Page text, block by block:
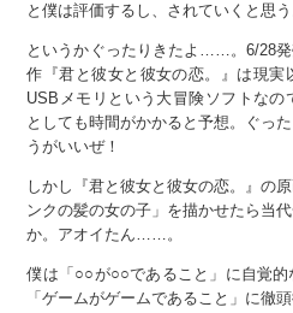
と僕は評価するし、されていくと思う
というかぐったりきたよ……。6/28
作『君と彼女と彼女の恋。』は現実
USBメモリという大冒険ソフトなの
としても時間がかかると予想。ぐっ
うがいいぜ！
しかし『君と彼女と彼女の恋。』の
ンクの髪の女の子」を描かせたら当
か。アオイたん……。
僕は「○○が○○であること」に自覚
「ゲームがゲームであること」に徹